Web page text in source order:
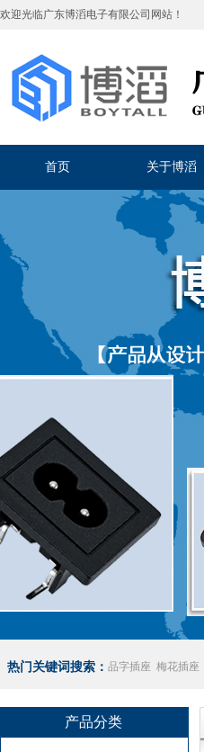
欢迎光临广东博滔电子有限公司 网站！
首页 关于博滔
热门关键词搜索： 品字插座 梅花插座
产品分类